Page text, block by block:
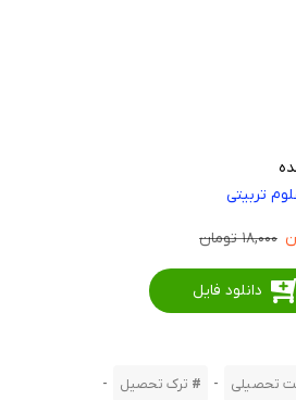
تربیتی
۱۸,۰۰۰ تومان
دانلود فایل
تحصیلی - ترک تحصیل -